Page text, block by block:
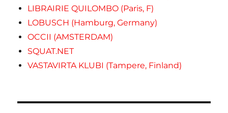
LIBRAIRIE QUILOMBO (Paris, F)
LOBUSCH (Hamburg, Germany)
OCCII (AMSTERDAM)
SQUAT.NET
VASTAVIRTA KLUBI (Tampere, Finland)